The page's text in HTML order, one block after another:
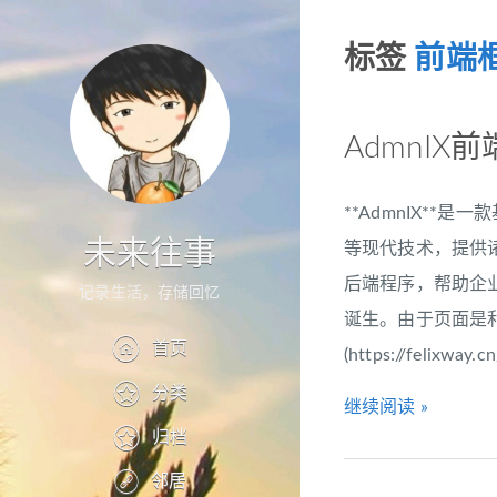
未来往事
记录生活，存储回忆
首页
分类
归档
邻居
标签 前端
AdmnIX前
**AdmnIX**是一款
等现代技术，提供
后端程序，帮助企
诞生。由于页面是
(https://
继续阅读 »